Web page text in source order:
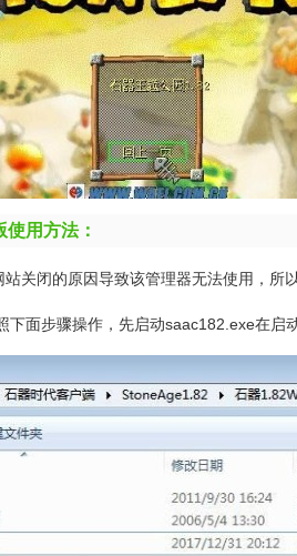
用方法：
站关闭的原因导致该管理器无法使用，所
下面步骤操作，先启动saac182.exe在